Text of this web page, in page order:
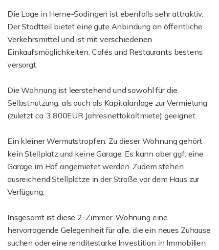
Die Lage in Herne-Sodingen ist ebenfalls sehr attraktiv.
Der Stadtteil bietet eine gute Anbindung an öffentliche
Verkehrsmittel und ist mit verschiedenen
Einkaufsmöglichkeiten, Cafés und Restaurants bestens
versorgt.
Die Wohnung ist leerstehend und sowohl für die
Selbstnutzung, als auch als Kapitalanlage zur Vermietung
(zuletzt ca. 3.800EUR Jahresnettokaltmiete) geeignet.
Ein kleiner Wermutstropfen: Zu dieser Wohnung gehört
kein Stellplatz und keine Garage. Es kann aber ggf. eine
Garage im Hof angemietet werden. Zudem stehen
ausreichend Stellplätze in der Straße vor dem Haus zur
Verfügung.
Insgesamt ist diese 2-Zimmer-Wohnung eine
hervorragende Gelegenheit für alle, die ein neues Zuhause
suchen oder eine renditestarke Investition in Immobilien